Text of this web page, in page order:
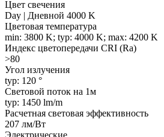
Цвет свечения
Day | Дневной 4000 K
Цветовая температура
min: 3800 K; typ: 4000 K; max: 4200 K
Индекс цветопередачи CRI (Ra)
>80
Угол излучения
typ: 120 °
Световой поток на 1м
typ: 1450 lm/m
Расчетная световая эффективность
207 лм/Вт
Электрические